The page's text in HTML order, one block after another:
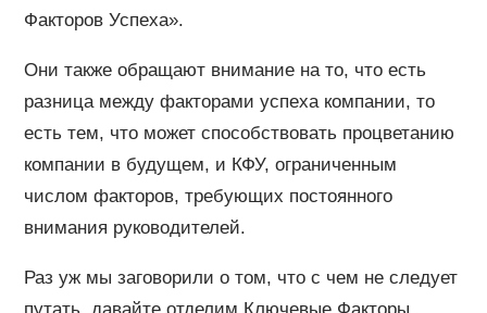
Факторов Успеха».
Они также обращают внимание на то, что есть
разница между факторами успеха компании, то
есть тем, что может способствовать процветанию
компании в будущем, и КФУ, ограниченным
числом факторов, требующих постоянного
внимания руководителей.
Раз уж мы заговорили о том, что с чем не следует